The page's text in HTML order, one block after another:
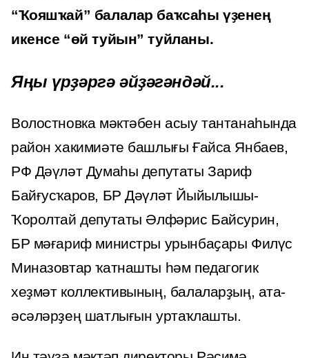
“Ҡояшҡай” балалар баҡсаһы үҙенең
икенсе “өй туйын” туйланы.
Яңы үрҙәргә әйҙәгәндәй...
Волостновка мәктәбен асыу тантанаһында
район хакимиәте башлығы Ғайса Янбаев,
РФ Дәүләт Думаһы депутаты Зариф
Байғусҡаров, БР Дәүләт Йыйылышы-
Ҡоролтай депутаты Әлфәрис Байсурин,
БР мәғариф министры урынбаҫары Филүс
Миназовтар ҡатнашты һәм педагогик
хеҙмәт коллективының, балаларҙың, ата-
әсәләрҙең шатлығын уртаҡлашты.